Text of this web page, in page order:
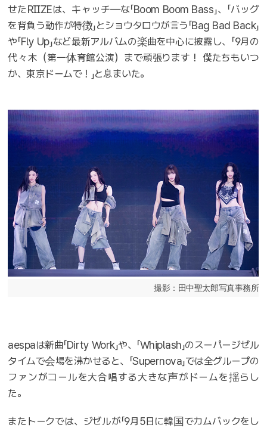
せたRIIZEは、キャッチ―な「Boom Boom Bass」、「バッグ
を背負う動作が特徴」とショウタロウが言う「Bag Bad Back」
や「Fly Up」など最新アルバムの楽曲を中心に披露し、「9月の
代々木（第一体育館公演）まで頑張ります！ 僕たちもいつ
か、東京ドームで！」と息まいた。
撮影：田中聖太郎写真事務所
aespaは新曲「Dirty Work」や、「Whiplash」のスーパージゼル
タイムで会場を沸かせると、「Supernova」では全グループの
ファンがコールを大合唱する大きな声がドームを揺らし
た。
またトークでは、ジゼルが「9月5日に韓国でカムバックをし